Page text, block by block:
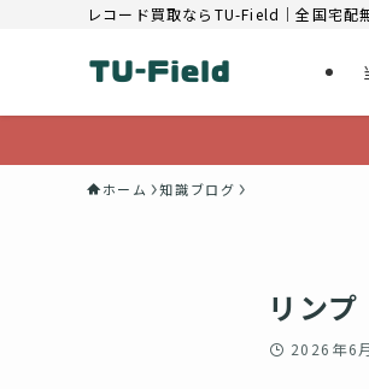
レコード買取ならTU-Field｜全国宅配
ホーム 知識ブログ
リン
2026年6